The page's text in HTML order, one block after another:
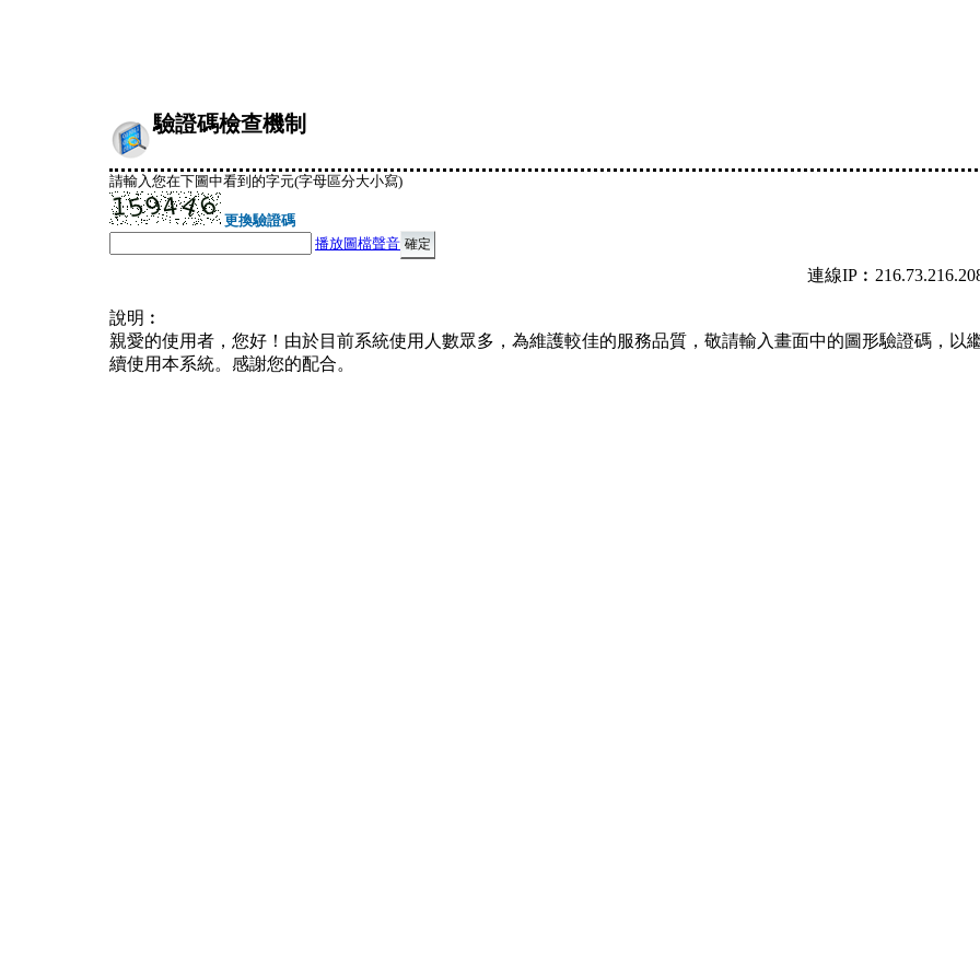
驗證碼檢查機制
請輸入您在下圖中看到的字元(字母區分大小寫)
更換驗證碼
播放圖檔聲音
連線
說明︰
親愛的使用者，您好！由於目前系統使用人數眾多，為維護較佳的服務品質，敬請輸入畫面中的圖形驗證碼，以
續使用本系統。感謝您的配合。